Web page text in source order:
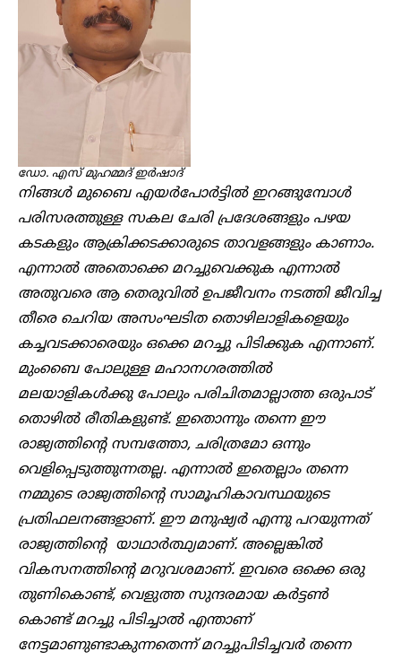
ഡോ. എസ് മുഹമ്മദ് ഇർഷാദ്
നിങ്ങൾ മുബൈ എയർപോർട്ടിൽ ഇറങ്ങുമ്പോൾ
പരിസരത്തുള്ള സകല ചേരി പ്രദേശങ്ങളും പഴയ
കടകളും ആക്രിക്കടക്കാരുടെ താവളങ്ങളും കാണാം.
എന്നാൽ അതൊക്കെ മറച്ചുവെക്കുക എന്നാൽ
അതുവരെ ആ തെരുവിൽ ഉപജീവനം നടത്തി ജീവിച്ച
തീരെ ചെറിയ അസംഘടിത തൊഴിലാളികളെയും
കച്ചവടക്കാരെയും ഒക്കെ മറച്ചു പിടിക്കുക എന്നാണ്.
മുംബൈ പോലുള്ള മഹാനഗരത്തിൽ
മലയാളികൾക്കു പോലും പരിചിതമാല്ലാത്ത ഒരുപാട്
തൊഴിൽ രീതികളുണ്ട്. ഇതൊന്നും തന്നെ ഈ
രാജ്യത്തിന്റെ സമ്പത്തോ, ചരിത്രമോ ഒന്നും
വെളിപ്പെടുത്തുന്നതല്ല. എന്നാൽ ഇതെല്ലാം തന്നെ
നമ്മുടെ രാജ്യത്തിന്റെ സാമൂഹികാവസ്ഥയുടെ
പ്രതിഫലനങ്ങളാണ്. ഈ മനുഷ്യർ എന്നു പറയുന്നത്
രാജ്യത്തിന്റെ യാഥാർത്ഥ്യമാണ്. അല്ലെങ്കിൽ
വികസനത്തിന്റെ മറുവശമാണ്. ഇവരെ ഒക്കെ ഒരു
തുണികൊണ്ട്, വെളുത്ത സുന്ദരമായ കർട്ടൺ
കൊണ്ട് മറച്ചു പിടിച്ചാൽ എന്താണ്
നേട്ടമാണുണ്ടാകുന്നതെന്ന് മറച്ചുപിടിച്ചവർ തന്നെ